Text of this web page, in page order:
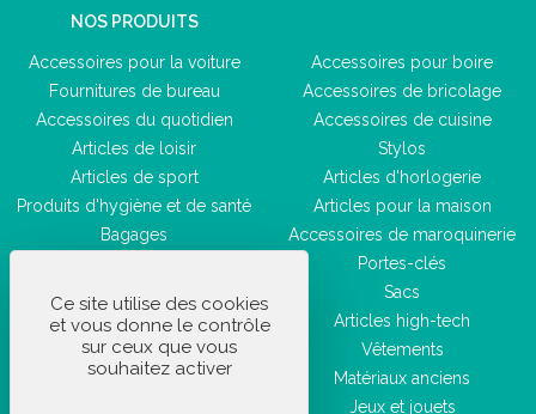
NOS PRODUITS
Accessoires pour la voiture
Fournitures de bureau
Accessoires du quotidien
Articles de loisir
Articles de sport
Produits d'hygiène et de santé
Bagages
Accessoires pour boire
Accessoires de bricolage
Accessoires de cuisine
Stylos
Articles d'horlogerie
Articles pour la maison
Accessoires de maroquinerie
Portes-clés
Sacs
Articles high-tech
Vêtements
Matériaux anciens
Jeux et jouets
Ce site utilise des cookies
et vous donne le contrôle
sur ceux que vous
souhaitez activer